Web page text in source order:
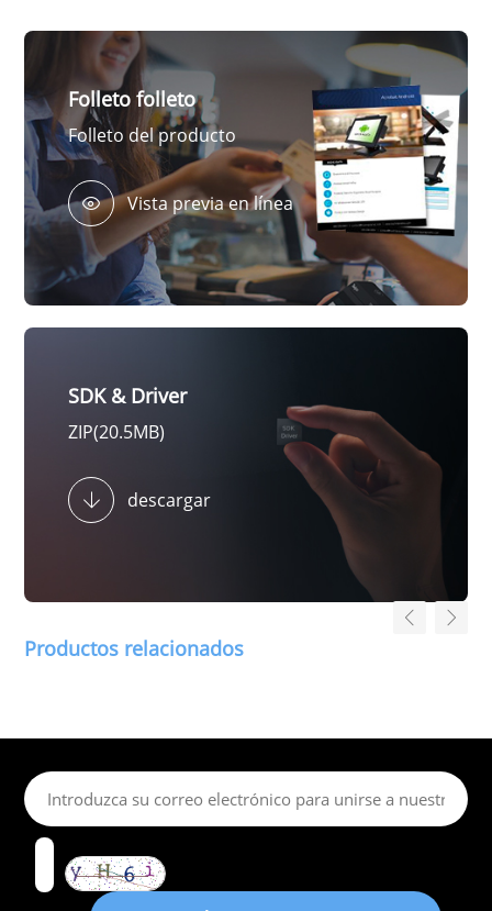
Folleto folleto
Folleto del producto
Vista previa en línea
SDK & Driver
ZIP(20.5MB)
descargar
Productos relacionados